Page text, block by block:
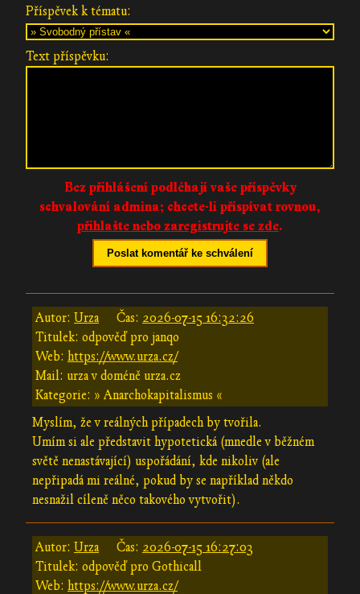
Příspěvek k tématu:
Text příspěvku:
Bez přihlášení podléhají vaše příspěvky
schvalování admina; chcete-li příspívat rovnou,
přihlašte nebo zaregistrujte se zde.
Poslat komentář ke schválení
Autor: Urza Čas: 2026-07-15 16:32:26
Titulek: odpověď pro janqo
Web: https://www.urza.cz/
Mail: urza v doméně urza.cz
Kategorie: » Anarchokapitalismus «
Myslím, že v reálných případech by tvořila.
Umím si ale představit hypotetická (mnedle v běžném
světě nenastávající) uspořádání, kde nikoliv (ale
nepřipadá mi reálné, pokud by se například někdo
nesnažil cíleně něco takového vytvořit).
Autor: Urza Čas: 2026-07-15 16:27:03
Titulek: odpověď pro Gothicall
Web: https://www.urza.cz/